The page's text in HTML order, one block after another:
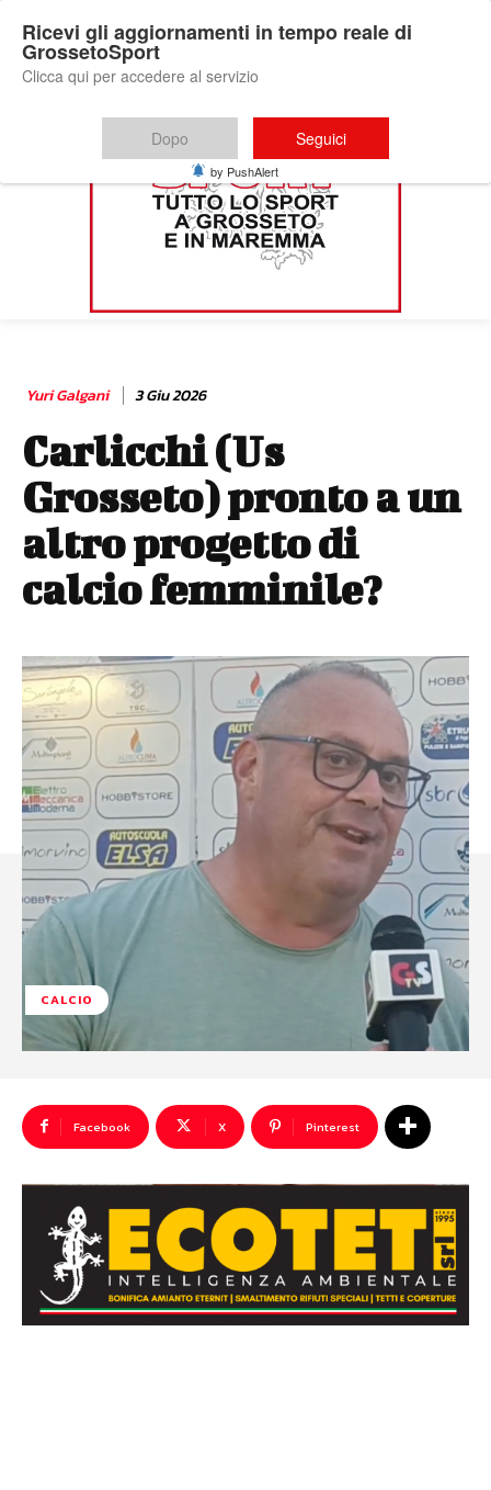
Yuri Galgani 3 Giu 2026
Carlicchi (Us
Grosseto) pronto a un
altro progetto di
calcio femminile?
CALCIO
Facebook X Pinterest
Ricevi gli aggiornamenti in tempo reale di
GrossetoSport
Clicca qui per accedere al servizio
Dopo Seguici
by PushAlert